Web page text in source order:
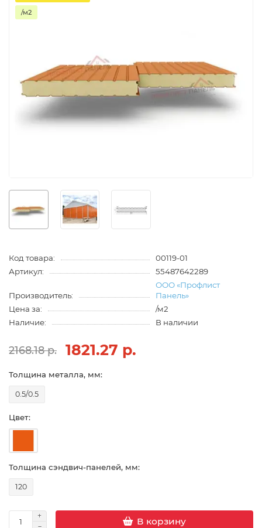
/м2
Код товара:
00119-01
Артикул:
55487642289
Производитель:
ООО «Профлист
Панель»
Цена за:
/м2
Наличие:
В наличии
2168.18 р. 1821.27 р.
Толщина металла, мм:
0.5/0.5
Цвет:
Толщина сэндвич-панелей, мм:
120
В корзину